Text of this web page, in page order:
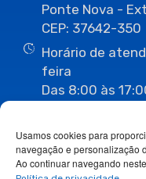
Usamos cookies para
navegação e personalização
Ao continuar navegando
Ponte Nova -
CEP: 37642-350
Horário de
feira
Das 8:00 às
(35) 3435-1112